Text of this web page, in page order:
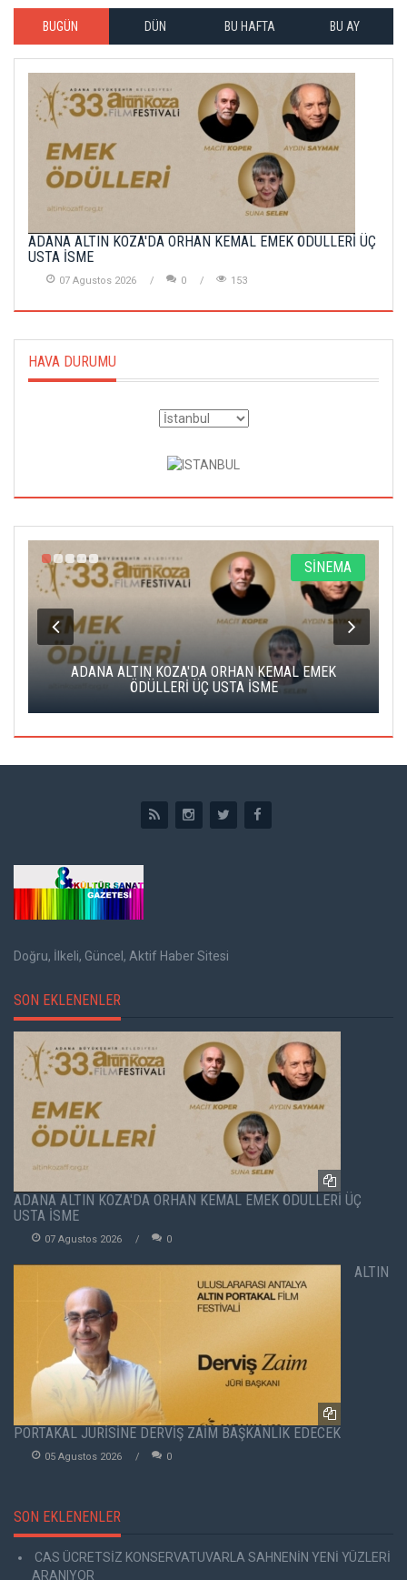
BUGÜN DÜN BU HAFTA BU AY
ADANA ALTIN KOZA'DA ORHAN KEMAL EMEK ÖDÜLLERİ ÜÇ
USTA İSME
07 Agustos 2026 0 153
HAVA DURUMU
SİNEMA
ADANA ALTIN KOZA'DA ORHAN KEMAL EMEK
ÖDÜLLERİ ÜÇ USTA İSME
Doğru, İlkeli, Güncel, Aktif Haber Sitesi
SON EKLENENLER
ADANA ALTIN KOZA'DA ORHAN KEMAL EMEK ÖDÜLLERİ ÜÇ
USTA İSME
07 Agustos 2026 0
ALTIN
PORTAKAL JÜRİSİNE DERVİŞ ZAİM BAŞKANLIK EDECEK
05 Agustos 2026 0
SON EKLENENLER
CAS ÜCRETSİZ KONSERVATUVARLA SAHNENİN YENİ YÜZLERİ
ARANIYOR